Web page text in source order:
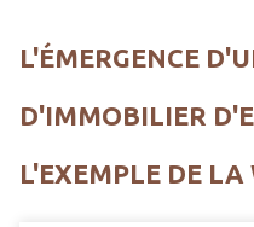
L'ÉMERGENCE
D'IMMOBILIER
L'EXEMPLE DE